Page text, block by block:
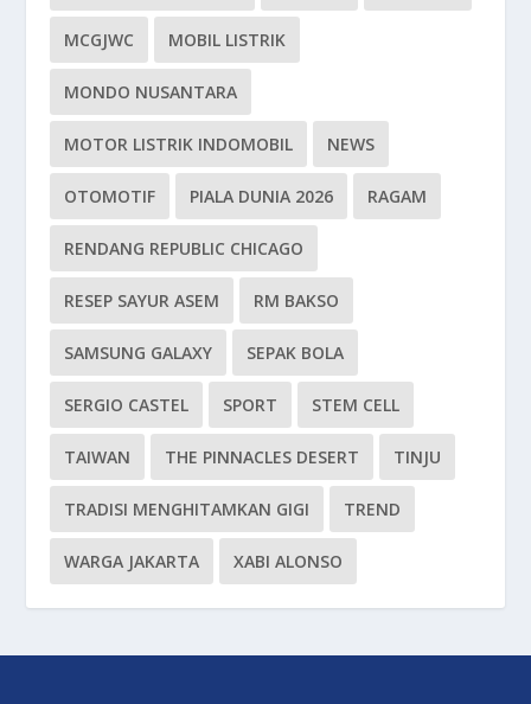
MCGJWC MOBIL LISTRIK
MONDO NUSANTARA
MOTOR LISTRIK INDOMOBIL NEWS
OTOMOTIF PIALA DUNIA 2026 RAGAM
RENDANG REPUBLIC CHICAGO
RESEP SAYUR ASEM RM BAKSO
SAMSUNG GALAXY SEPAK BOLA
SERGIO CASTEL SPORT STEM CELL
TAIWAN THE PINNACLES DESERT TINJU
TRADISI MENGHITAMKAN GIGI TREND
WARGA JAKARTA XABI ALONSO